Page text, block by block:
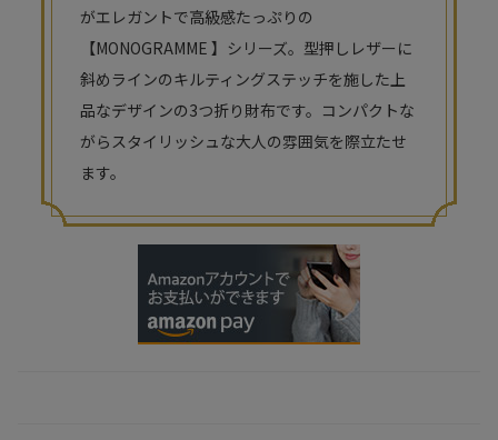
がエレガントで高級感たっぷりの
【MONOGRAMME 】シリーズ。型押しレザーに
斜めラインのキルティングステッチを施した上
品なデザインの3つ折り財布です。コンパクトな
がらスタイリッシュな大人の雰囲気を際立たせ
ます。